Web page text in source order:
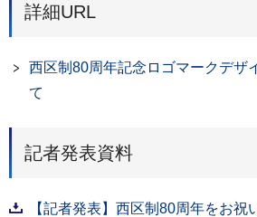
詳細URL
西区制80周年記念ロゴマークデザ
て
記者発表資料
【記者発表】西区制80周年をお祝